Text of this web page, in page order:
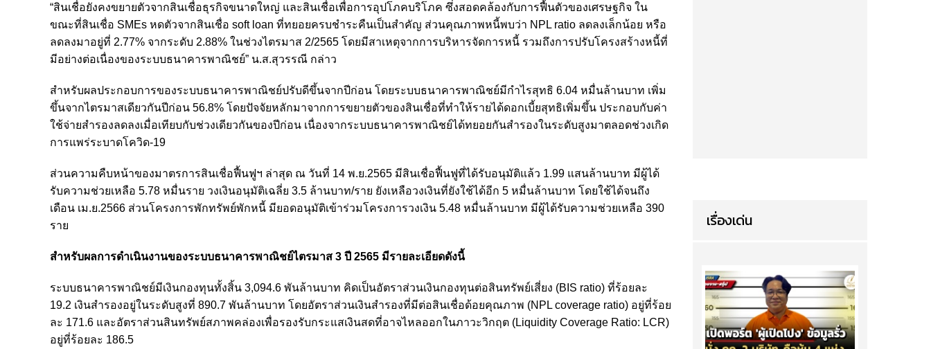
“สินเชื่อยังคงขยายตัวจากสินเชื่อธุรกิจขนาดใหญ่ และสินเชื่อเพื่อการอุปโภคบริโภค ซึ่งสอดคล้องกับการฟื้นตัวของเศรษฐกิจ ใน
ขณะที่สินเชื่อ SMEs หดตัวจากสินเชื่อ soft loan ที่ทยอยครบชำระคืนเป็นสำคัญ ส่วนคุณภาพหนี้พบว่า NPL ratio ลดลงเล็กน้อย หรือ
ลดลงมาอยู่ที่ 2.77% จากระดับ 2.88% ในช่วงไตรมาส 2/2565 โดยมีสาเหตุจากการบริหารจัดการหนี้ รวมถึงการปรับโครงสร้างหนี้ที่
มีอย่างต่อเนื่องของระบบธนาคารพาณิชย์” น.ส.สุวรรณี กล่าว
สำหรับผลประกอบการของระบบธนาคารพาณิชย์ปรับดีขึ้นจากปีก่อน โดยระบบธนาคารพาณิชย์มีกำไรสุทธิ 6.04 หมื่นล้านบาท เพิ่ม
ขึ้นจากไตรมาสเดียวกันปีก่อน 56.8% โดยปัจจัยหลักมาจากการขยายตัวของสินเชื่อที่ทำให้รายได้ดอกเบี้ยสุทธิเพิ่มขึ้น ประกอบกับค่า
ใช้จ่ายสำรองลดลงเมื่อเทียบกับช่วงเดียวกันของปีก่อน เนื่องจากระบบธนาคารพาณิชย์ได้ทยอยกันสำรองในระดับสูงมาตลอดช่วงเกิด
การแพร่ระบาดโควิด-19
ส่วนความคืบหน้าของมาตรการสินเชื่อฟื้นฟูฯ ล่าสุด ณ วันที่ 14 พ.ย.2565 มีสินเชื่อฟื้นฟูที่ได้รับอนุมัติแล้ว 1.99 แสนล้านบาท มีผู้ได้
รับความช่วยเหลือ 5.78 หมื่นราย วงเงินอนุมัติเฉลี่ย 3.5 ล้านบาท/ราย ยังเหลือวงเงินที่ยังใช้ได้อีก 5 หมื่นล้านบาท โดยใช้ได้จนถึง
เดือน เม.ย.2566 ส่วนโครงการพักทรัพย์พักหนี้ มียอดอนุมัติเข้าร่วมโครงการวงเงิน 5.48 หมื่นล้านบาท มีผู้ได้รับความช่วยเหลือ 390
ราย
สำหรับผลการดำเนินงานของระบบธนาคารพาณิชย์ไตรมาส 3 ปี 2565 มีรายละเอียดดังนี้
ระบบธนาคารพาณิชย์มีเงินกองทุนทั้งสิ้น 3,094.6 พันล้านบาท คิดเป็นอัตราส่วนเงินกองทุนต่อสินทรัพย์เสี่ยง (BIS ratio) ที่ร้อยละ
19.2 เงินสำรองอยู่ในระดับสูงที่ 890.7 พันล้านบาท โดยอัตราส่วนเงินสำรองที่มีต่อสินเชื่อด้อยคุณภาพ (NPL coverage ratio) อยู่ที่ร้อย
ละ 171.6 และอัตราส่วนสินทรัพย์สภาพคล่องเพื่อรองรับกระแสเงินสดที่อาจไหลออกในภาวะวิกฤต (Liquidity Coverage Ratio: LCR)
อยู่ที่ร้อยละ 186.5
เรื่องเด่น